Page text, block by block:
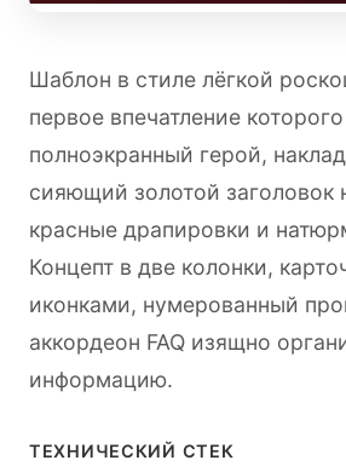
Шаблон в стиле лёгкой
первое впечатление
полноэкранный герой,
сияющий золотой заголовок
красные драпировки и
Концепт в две колонки,
иконками, нумерованный
аккордеон FAQ изящно
информацию.
ТЕХНИЧЕСКИЙ СТЕК